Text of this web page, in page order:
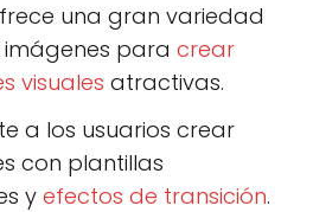
una gran variedad
para crear
visuales atractivas.
a los usuarios crear
con plantillas
y efectos de transición.